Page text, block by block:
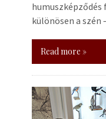
humuszképződés
különösen a
Read more »